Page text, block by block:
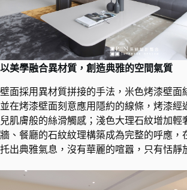
以美學融合異材質，創造典雅的空間氣質
壁面採用異材質拼接的手法，米色烤漆壁面
並在烤漆壁面刻意應用隱約的線條，烤漆經
兒肌膚般的絲滑觸感；淺色大理石紋增加輕
牆、餐廳的石紋紋理構築成為完整的呼應，
托出典雅氣息，​沒有華麗的喧囂，只有恬靜